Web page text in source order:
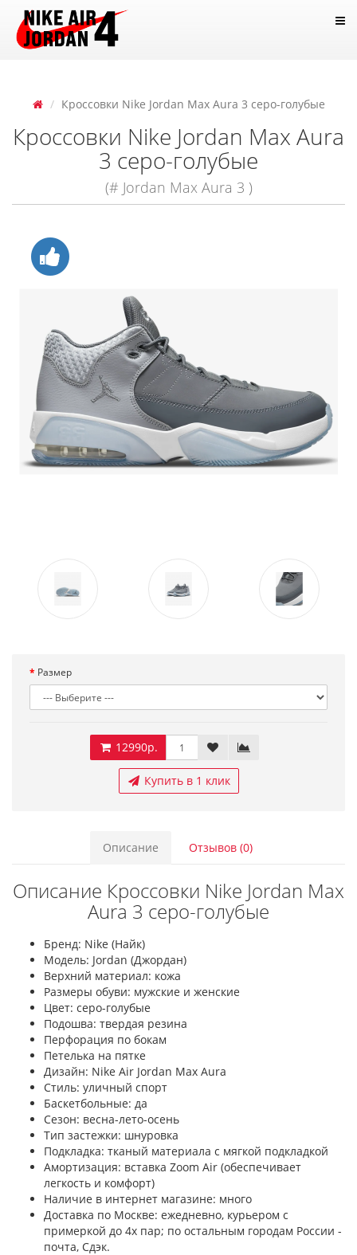
Кроссовки Nike Jordan Max Aura 3 серо-голубые
Кроссовки Nike Jordan Max Aura
3 серо-голубые
(# Jordan Max Aura 3 )
Размер
12990р.
Купить в 1 клик
Описание Отзывов (0)
Описание Кроссовки Nike Jordan Max
Aura 3 серо-голубые
Бренд: Nike (Найк)
Модель: Jordan (Джордан)
Верхний материал: кожа
Размеры обуви: мужские и женские
Цвет: серо-голубые
Подошва: твердая резина
Перфорация по бокам
Петелька на пятке
Дизайн: Nike Air Jordan Max Aura
Стиль: уличный спорт
Баскетбольные: да
Сезон: весна-лето-осень
Тип застежки: шнуровка
Подкладка: тканый материала с мягкой подкладкой
Амортизация: вставка Zoom Air (обеспечивает
легкость и комфорт)
Наличие в интернет магазине: много
Доставка по Москве: ежедневно, курьером с
примеркой до 4х пар; по остальным городам России -
почта, Сдэк.